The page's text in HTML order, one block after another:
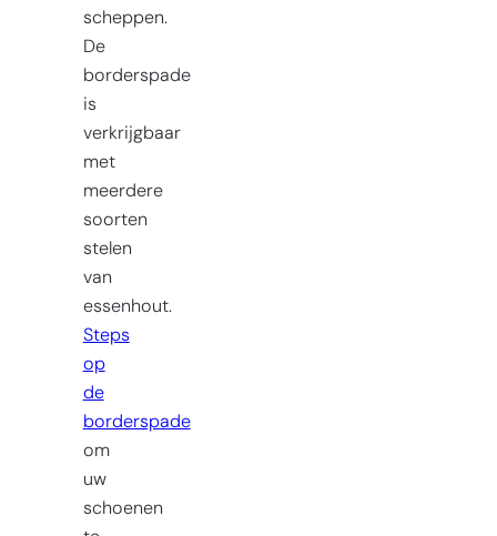
scheppen.
De
borderspade
is
verkrijgbaar
met
meerdere
soorten
stelen
van
essenhout.
Steps
op
de
borderspade
om
uw
schoenen